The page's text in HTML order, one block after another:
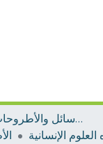
الرسائل والأطروحات الأكاديمية